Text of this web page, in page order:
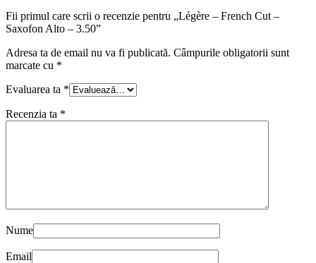
Fii primul care scrii o recenzie pentru „Légère – French Cut –
Saxofon Alto – 3.50”
Adresa ta de email nu va fi publicată. Câmpurile obligatorii sunt
marcate cu *
Evaluarea ta *
Recenzia ta *
Nume
Email